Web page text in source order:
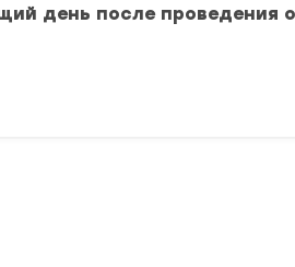
день после проведения